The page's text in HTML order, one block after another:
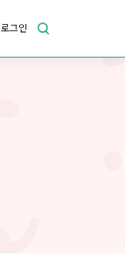
로그인